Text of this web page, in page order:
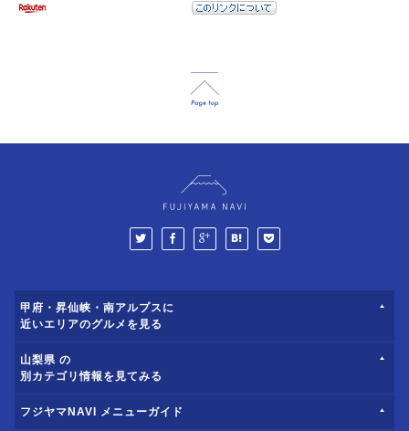
甲府・昇仙峡・南アルプスに
近いエリアのグルメを見る
山梨県 の
別カテゴリ情報を見てみる
フジヤマNAVI メニューガイド